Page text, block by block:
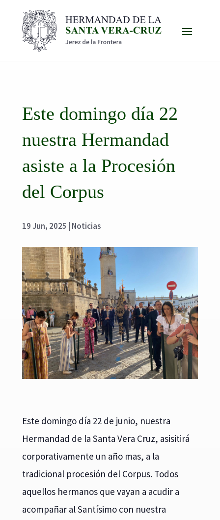
Este domingo día 22
nuestra Hermandad
asiste a la Procesión
del Corpus
19 Jun, 2025 Noticias
Este domingo día 22 de junio, nuestra
Hermandad de la Santa Vera Cruz, asisitirá
corporativamente un año mas, a la
tradicional procesión del Corpus. Todos
aquellos hermanos que vayan a acudir a
acompañar al Santísimo con nuestra